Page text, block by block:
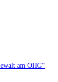
am OHG“